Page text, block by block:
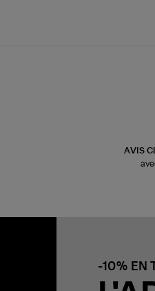
AVIS
-10% EN